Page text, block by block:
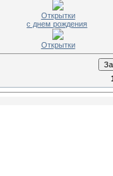
Открытки
с днем рождения
Открытки